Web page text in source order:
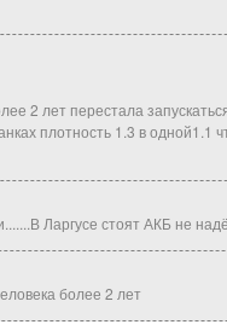
2 лет перестала
плотность 1.3 в одной1.1
Ларгусе стоят АКБ не
более 2 лет